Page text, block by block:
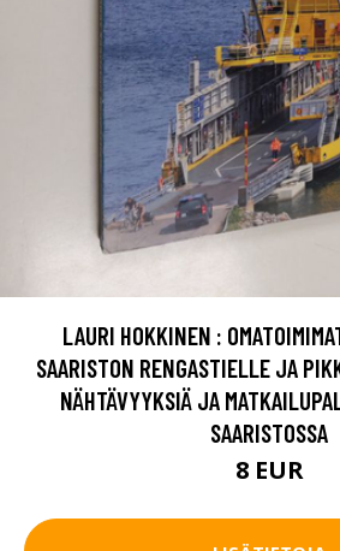
LAURI HOKKINEN :
SAARISTON RENGASTIELLE JA
NÄHTÄVYYKSIÄ JA
SAARISTOSSA
8 EUR